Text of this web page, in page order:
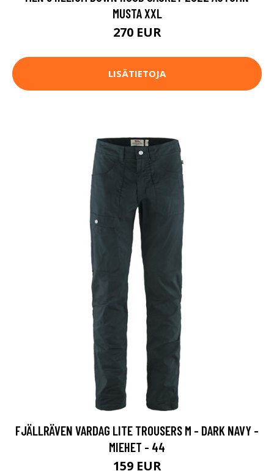
MUSTA XXL
270 EUR
LISÄTIETOJA
FJÄLLRÄVEN VARDAG LITE TROUSERS M - DARK NAVY -
MIEHET - 44
159 EUR